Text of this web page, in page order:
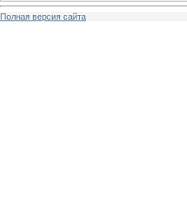
Полная версия сайта